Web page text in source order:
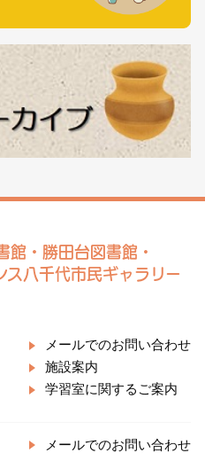
・勝田台図書館・
ス八千代市民ギャラリー
メールでのお問い合わせ
施設案内
学習室に関するご案内
メールでのお問い合わせ